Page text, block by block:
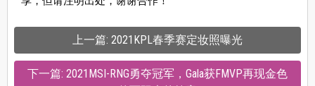
上一篇: 2021KPL春季赛定妆照曝光
下一篇: 2021MSI-RNG勇夺冠军，Gala获FMVP再现金色